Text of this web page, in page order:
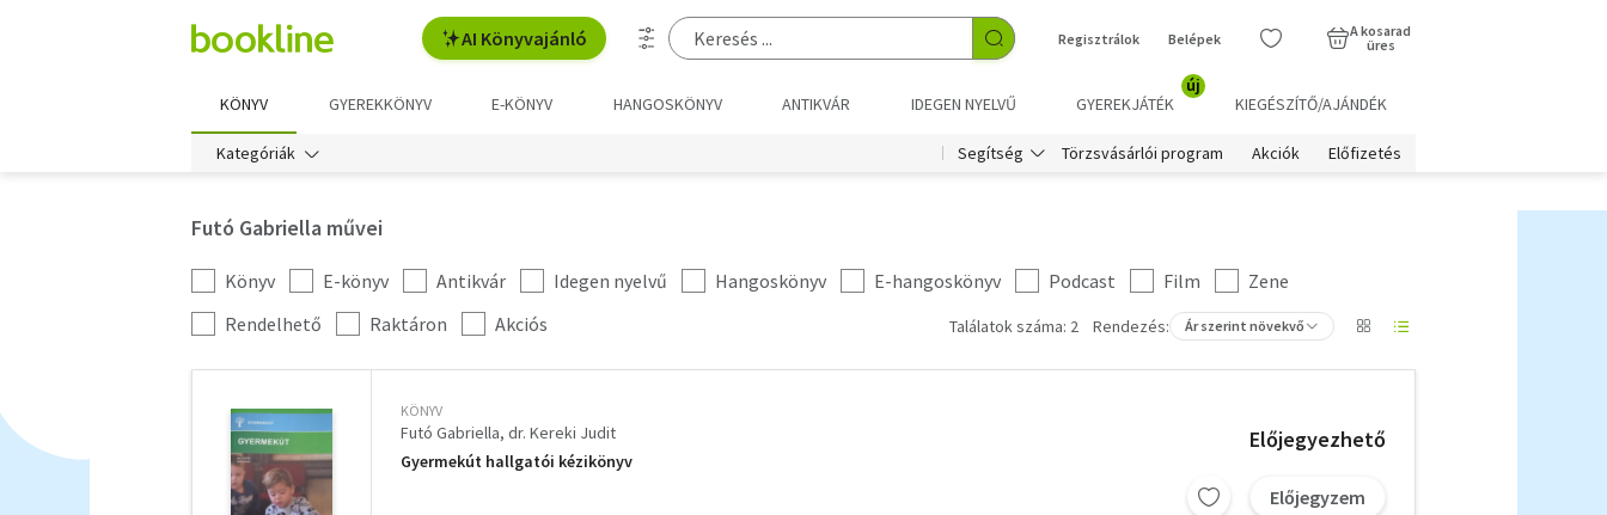
AI Könyvajánló Regisztrálok Belépek
A kosarad
üres
KÖNYV GYEREKKÖNYV E-KÖNYV HANGOSKÖNYV ANTIKVÁR IDEGEN NYELVŰ GYEREKJÁTÉK
új
KIEGÉSZÍTŐ/AJÁNDÉK
Kategóriák Segítség Törzsvásárlói program Akciók Előfizetés
Futó Gabriella művei
Kategória
szűrés
Könyv E-könyv Antikvár Idegen nyelvű Hangoskönyv E-hangoskönyv Podcast Film
Zene
További
szűrők
Rendelhető Raktáron Akciós Találatok száma: 2 Rendezés: Ár szerint növekvő
KÖNYV
Futó Gabriella dr. Kereki Judit
Gyermekút hallgatói kézikönyv
Előjegyezhető
Előjegyzem